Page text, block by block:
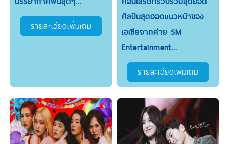
รายละเอียดเพิ่มเติม
ศิลปินสุดฮอตแนวหน้าของ
เอเชียจากค่าย SM
Entertainment...
รายละเอียดเพิ่มเติม